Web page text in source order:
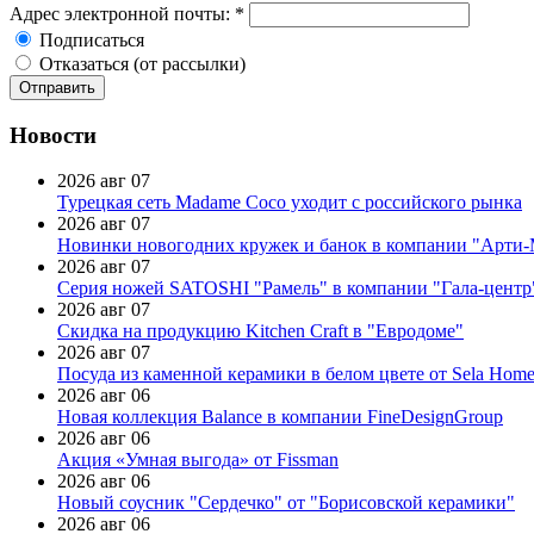
Адрес электронной почты: *
Подписаться
Отказаться (от рассылки)
Новости
2026 авг 07
Турецкая сеть Madame Coco уходит с российского рынка
2026 авг 07
Новинки новогодних кружек и банок в компании
2026 авг 07
Серия ножей SATOSHI "Рамель" в компании "Гала-
2026 авг 07
Скидка на продукцию Kitchen Craft в "Евродоме"
2026 авг 07
Посуда из каменной керамики в белом цвете от Sela Home
2026 авг 06
Новая коллекция Balance в компании FineDesignGroup
2026 авг 06
Акция «Умная выгода» от Fissman
2026 авг 06
Новый соусник "Сердечко" от "Борисовской керамики"
2026 авг 06